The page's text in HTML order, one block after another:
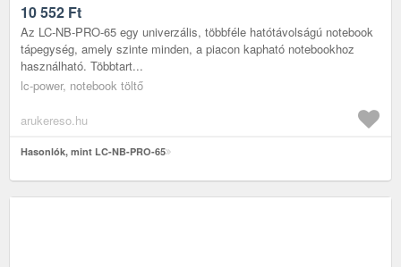
10 552 Ft
Az LC-NB-PRO-65 egy univerzális, többféle hatótávolságú notebook
tápegység, amely szinte minden, a piacon kapható notebookhoz
használható. Többtart...
lc-power, notebook töltő
arukereso.hu
Hasonlók, mint LC-NB-PRO-65